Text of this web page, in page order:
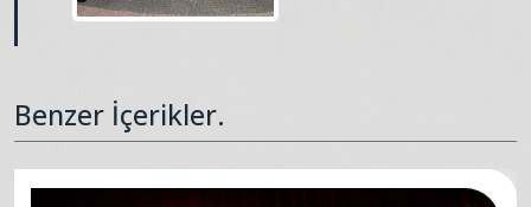
Benzer İçerikler.